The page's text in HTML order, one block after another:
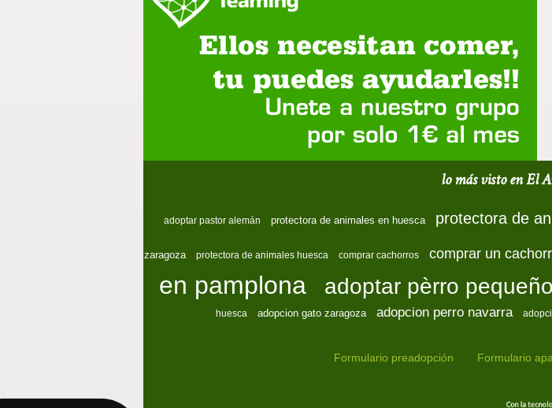
lo más visto en El
adoptar pastor alemán protectora de animales en huesca protectora de
zaragoza protectora de animales huesca comprar cachorros comprar un
en pamplona
adoptar pèrro
huesca adopcion gato zaragoza adopcion perro navarra
Formulario preadopción Formulario